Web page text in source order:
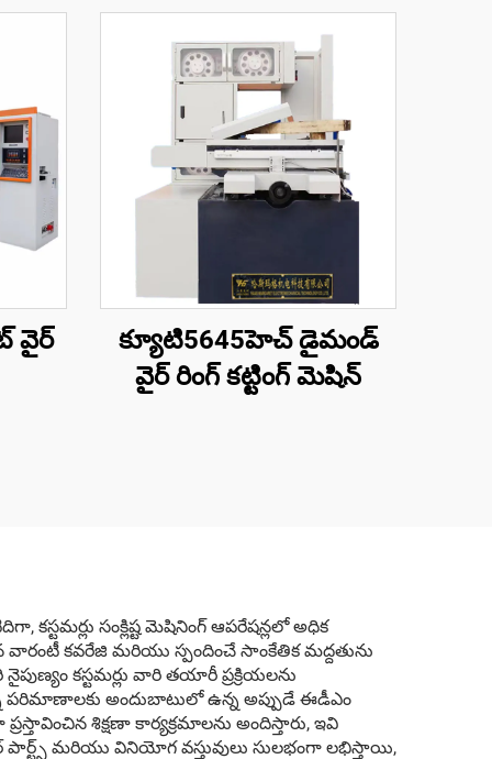
వైర్
క్యూటి5645హెచ్ డైమండ్
వైర్ రింగ్ కట్టింగ్ మెషిన్
సంక్లిష్ట మెషినింగ్ ఆపరేషన్లలో అధిక
వారంటీ కవరేజి మరియు స్పందించే సాంకేతిక మద్దతును
కస్టమర్లు వారి తయారీ ప్రక్రియలను
అందుబాటులో ఉన్న అప్పుడే ఈడీఎం
శిక్షణా కార్యక్రమాలను అందిస్తారు, ఇవి
మరియు వినియోగ వస్తువులు సులభంగా లభిస్తాయి,